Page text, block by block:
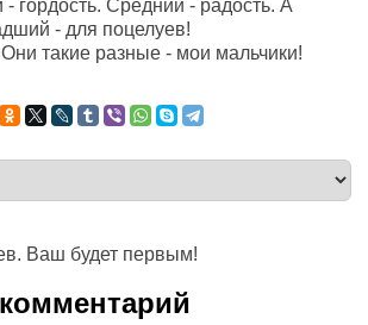
гордость. Средний - радость. А
- для поцелуев!
такие разные - мои мальчики!
Ваш будет первым!